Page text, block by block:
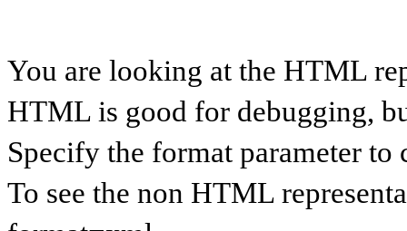
You are looking at the HTML
HTML is good for debugging,
Specify the format parameter to
To see the non HTML